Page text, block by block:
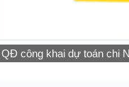
Công khai bổ sung dự